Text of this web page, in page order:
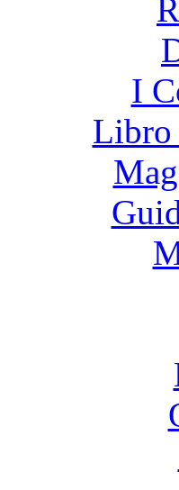
I
Libro